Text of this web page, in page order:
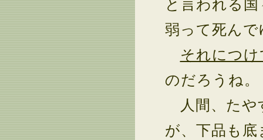
と言われる
弱って死ん
それにつ
のだろうね。
人間、たや
が、下品も